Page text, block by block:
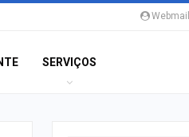
Webmail
SERVIÇOS